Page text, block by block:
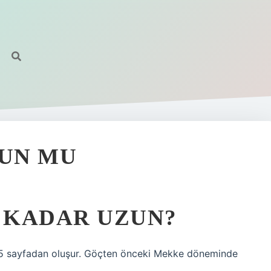
MU
UZUN?
sayfadan oluşur. Göçten önceki Mekke döneminde